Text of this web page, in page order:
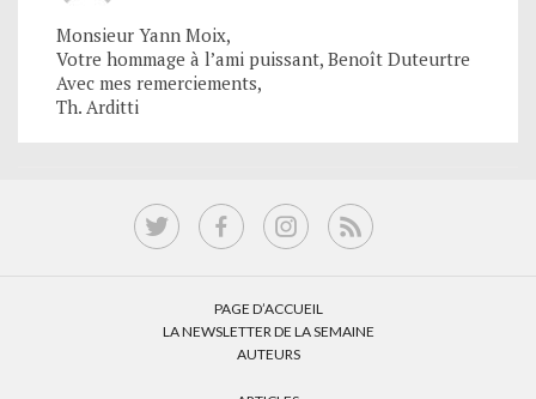
Monsieur Yann Moix,
Votre hommage à l’ami puissant, Benoît Duteurtre
Avec mes remerciements,
Th. Arditti
PAGE D’ACCUEIL
LA NEWSLETTER DE LA SEMAINE
AUTEURS